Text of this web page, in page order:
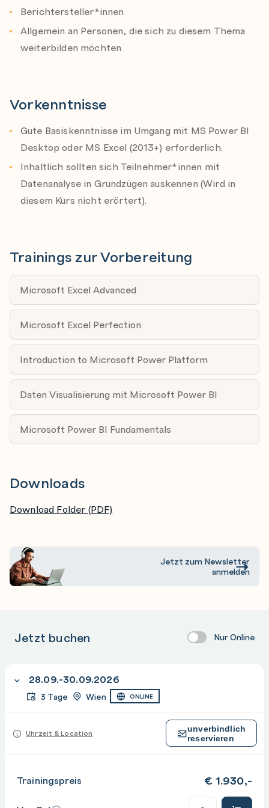
Evaluation Context(s)
Row Context
Manipulating Context
CALCULATE Function
CALCULATE Context Manipulation
Using Variables
Parent-Child-Hierarchies
Time Intelligence
Period-Over-Period
Semi-Additive Measures
Handling Tables & Queries
CALCULATETABLE
Advanced DAX Concepts
Relationships
DAX Optimization
Review of Solutions
Berichtersteller*innen
Allgemein an Personen, die sich zu diesem Thema
weiterbilden möchten
Vorkenntnisse
Gute Basiskenntnisse im Umgang mit MS Power BI
Desktop oder MS Excel (2013+) erforderlich.
Inhaltlich sollten sich Teilnehmer*innen mit
Datenanalyse in Grundzügen auskennen (Wird in
diesem Kurs nicht erörtert).
Trainings zur Vorbereitung
Microsoft Excel Advanced
Microsoft Excel Perfection
Introduction to Microsoft Power Platform
Daten Visualisierung mit Microsoft Power BI
Microsoft Power BI Fundamentals
Downloads
Download Folder (PDF)
Jetzt zum Newsletter
anmelden
Jetzt buchen Nur Online
28.09.-30.09.2026
3 Tage Wien ONLINE
Uhrzeit & Location
unverbindlich
reservieren
Trainingspreis € 1.930,-